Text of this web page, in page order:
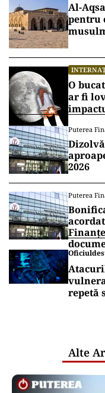
Al-
pentru
O
ar fi
Puterea
2026
Puterea
repetă
Alte